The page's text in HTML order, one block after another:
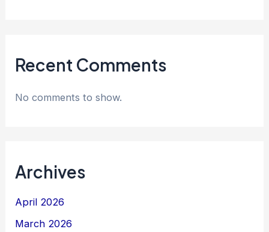
Recent Comments
No comments to show.
Archives
April 2026
March 2026